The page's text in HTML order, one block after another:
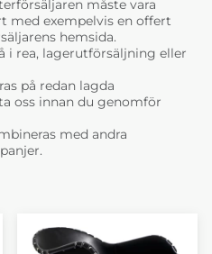
måste vara
med exempelvis en offert
hemsida.
i rea, lagerutförsäljning eller
på redan lagda
oss innan du genomför
med andra